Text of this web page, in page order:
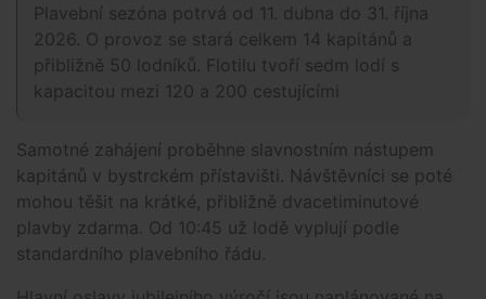
Plavební sezóna potrvá od 11. dubna do 31. října
2026. O provoz se stará celkem 14 kapitánů a
přibližně 50 lodníků. Flotilu tvoří sedm lodí s
kapacitou mezi 120 a 200 cestujícími
Samotné zahájení proběhne slavnostním nástupem
kapitánů v bystrckém přístavišti. Návštěvníci se poté
mohou těšit na krátké, přibližně dvacetiminutové
plavby zdarma. Od 10:45 už lodě vyplují podle
standardního plavebního řádu.